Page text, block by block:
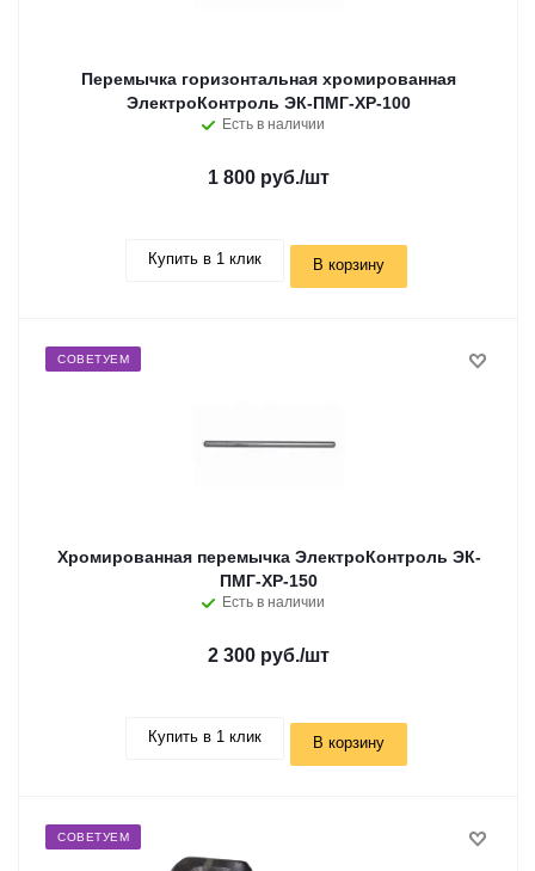
Перемычка горизонтальная хромированная
ЭлектроКонтроль ЭК-ПМГ-ХР-100
Есть в наличии
1 800 руб./шт
Купить в 1 клик В корзину
СОВЕТУЕМ
Хромированная перемычка ЭлектроКонтроль ЭК-
ПМГ-ХР-150
Есть в наличии
2 300 руб./шт
Купить в 1 клик В корзину
СОВЕТУЕМ